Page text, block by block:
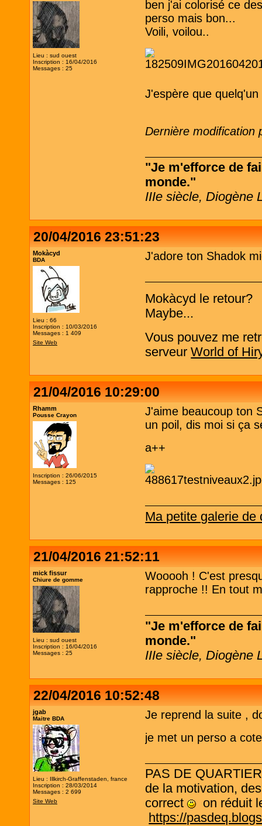
Lieu : sud ouest
Inscription : 16/04/2016
Messages : 25
ben j'ai colorisé ce
perso mais bon...
Voili, voilou..
J'espère que
Dernière modification
"Je m'efforce de
monde."
IIIe siècle, Diogène
20/04/2016 23:51:23
Mokàcyd
BDA
Lieu : 66
Inscription : 10/03/2016
Messages : 1 409
Site Web
J'adore ton Shadok
Mokàcyd le retour?
Maybe...
Vous pouvez me
serveurWorld of
21/04/2016 10:29:00
Rhamm
Pousse Crayon
Inscription : 26/06/2015
Messages : 125
J'aime beaucoup ton
un poil, dis moi si ça
a++
Ma petite galerie de
21/04/2016 21:52:11
mick fissur
Chiure de gomme
Lieu : sud ouest
Inscription : 16/04/2016
Messages : 25
Wooooh ! C'est
rapproche !! En tout
"Je m'efforce de
monde."
IIIe siècle, Diogène
22/04/2016 10:52:48
jgab
Maitre BDA
Lieu : Illkirch-Graffenstaden, france
Inscription : 28/03/2014
Messages : 2 699
Site Web
Je reprend la suite ,
je met un perso a
PAS DE
de la motivation,
correct
on réduit
https://